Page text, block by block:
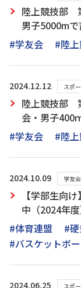
陸上競技部
男子5000m
#学友会
#陸
2024.12.12 スポ
陸上競技部
会・男子400
#学友会
#陸
2024.10.09 学友会
【学部生向
中（2024年度
#体育連盟
#
#バスケットボ
2024.06.25 スポ